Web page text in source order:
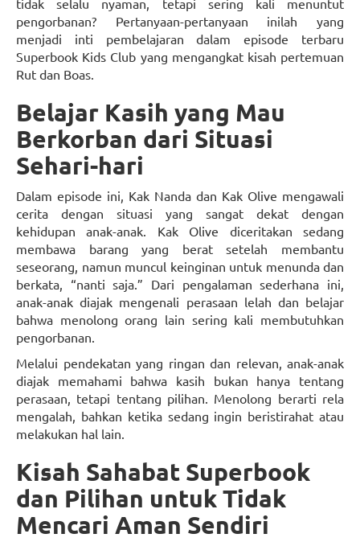
tidak selalu nyaman, tetapi sering kali menuntut
pengorbanan? Pertanyaan-pertanyaan inilah yang
menjadi inti pembelajaran dalam episode terbaru
Superbook Kids Club yang mengangkat kisah pertemuan
Rut dan Boas.
Belajar Kasih yang Mau
Berkorban dari Situasi
Sehari-hari
Dalam episode ini, Kak Nanda dan Kak Olive mengawali
cerita dengan situasi yang sangat dekat dengan
kehidupan anak-anak. Kak Olive diceritakan sedang
membawa barang yang berat setelah membantu
seseorang, namun muncul keinginan untuk menunda dan
berkata, “nanti saja.” Dari pengalaman sederhana ini,
anak-anak diajak mengenali perasaan lelah dan belajar
bahwa menolong orang lain sering kali membutuhkan
pengorbanan.
Melalui pendekatan yang ringan dan relevan, anak-anak
diajak memahami bahwa kasih bukan hanya tentang
perasaan, tetapi tentang pilihan. Menolong berarti rela
mengalah, bahkan ketika sedang ingin beristirahat atau
melakukan hal lain.
Kisah Sahabat Superbook
dan Pilihan untuk Tidak
Mencari Aman Sendiri